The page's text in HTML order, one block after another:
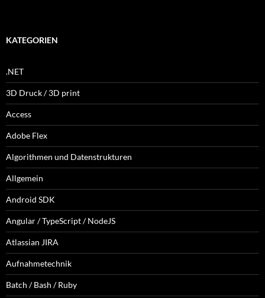
KATEGORIEN
.NET
3D Druck / 3D print
Access
Adobe Flex
Algorithmen und Datenstrukturen
Allgemein
Android SDK
Angular / TypeScript / NodeJS
Atlassian JIRA
Aufnahmetechnik
Batch / Bash / Ruby